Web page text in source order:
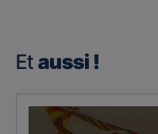
Et aussi !